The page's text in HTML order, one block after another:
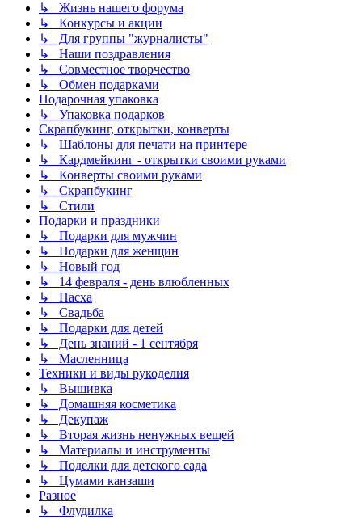
↳ Жизнь нашего форума
↳ Конкурсы и акции
↳ Для группы "журналисты"
↳ Наши поздравления
↳ Совместное творчество
↳ Обмен подарками
Подарочная упаковка
↳ Упаковка подарков
Скрапбукинг, открытки, конверты
↳ Шаблоны для печати на принтере
↳ Кардмейкинг - открытки своими руками
↳ Конверты своими руками
↳ Скрапбукинг
↳ Стили
Подарки и праздники
↳ Подарки для мужчин
↳ Подарки для женщин
↳ Новый год
↳ 14 февраля - день влюбленных
↳ Пасха
↳ Свадьба
↳ Подарки для детей
↳ День знаний - 1 сентября
↳ Масленница
Техники и виды рукоделия
↳ Вышивка
↳ Домашняя косметика
↳ Декупаж
↳ Вторая жизнь ненужных вещей
↳ Материалы и инструменты
↳ Поделки для детского сада
↳ Цумами канзаши
Разное
↳ Флудилка